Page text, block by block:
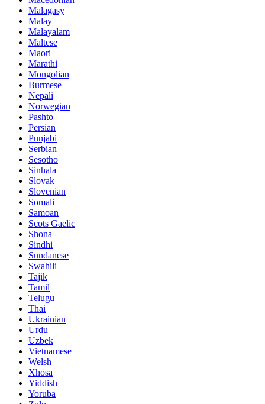
Malagasy
Malay
Malayalam
Maltese
Maori
Marathi
Mongolian
Burmese
Nepali
Norwegian
Pashto
Persian
Punjabi
Serbian
Sesotho
Sinhala
Slovak
Slovenian
Somali
Samoan
Scots Gaelic
Shona
Sindhi
Sundanese
Swahili
Tajik
Tamil
Telugu
Thai
Ukrainian
Urdu
Uzbek
Vietnamese
Welsh
Xhosa
Yiddish
Yoruba